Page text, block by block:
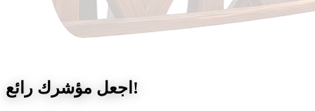
اجعل مؤشرك رائع!